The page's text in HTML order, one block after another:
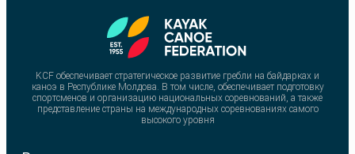
KCF обеспечивает стратегическое развитие гребли на байдарках и
каноэ в Республике Молдова. В том числе, обеспечивает подготовку
спортсменов и организацию национальных соревнований, а также
представление страны на международных соревнованиях самого
высокого уровня